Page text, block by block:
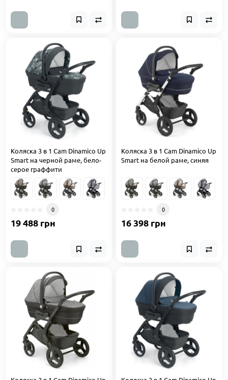
Коляска 3 в 1 Cam Dinamico Up
Smart на черной раме, бело-
серое граффити
0
19 488 грн
Коляска 3 в 1 Cam Dinamico Up
Smart на белой раме, синяя
0
16 398 грн